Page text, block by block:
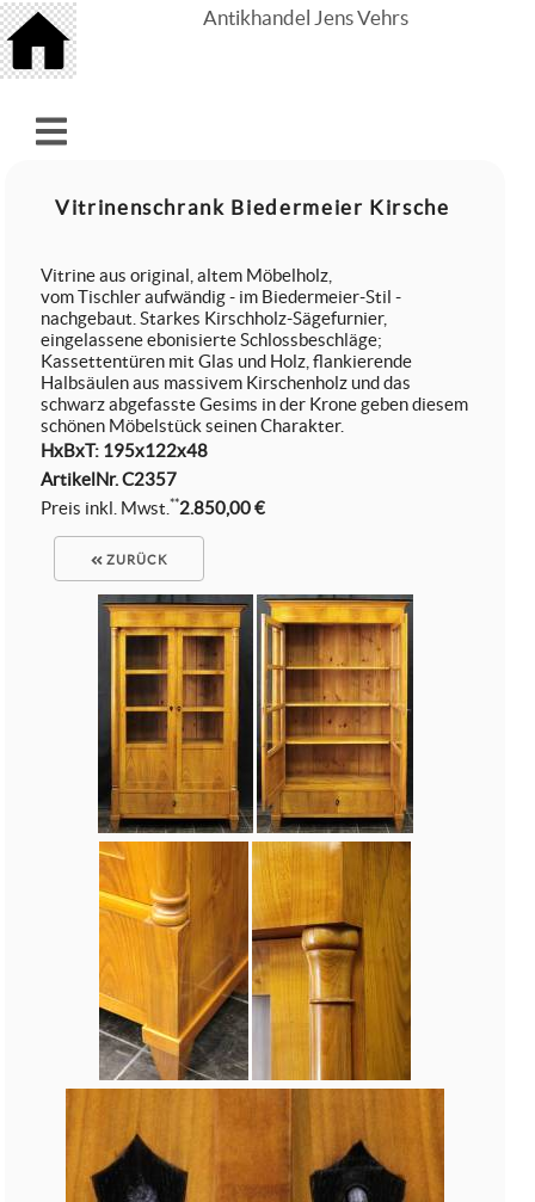
Antikhandel Jens Vehrs
Vitrinenschrank Biedermeier Kirsche
Vitrine aus original, altem Möbelholz,
vom Tischler aufwändig - im Biedermeier-Stil -
nachgebaut. Starkes Kirschholz-Sägefurnier,
eingelassene ebonisierte Schlossbeschläge;
Kassettentüren mit Glas und Holz, flankierende
Halbsäulen aus massivem Kirschenholz und das
schwarz abgefasste Gesims in der Krone geben diesem
schönen Möbelstück seinen Charakter.
HxBxT: 195x122x48
ArtikelNr.C2357
Preis inkl. Mwst.**2.850,00 €
ZURÜCK